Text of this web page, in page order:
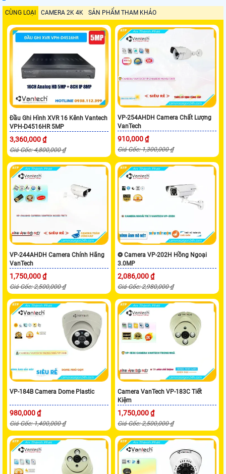
CÙNG LOẠI CAMERA 2K 4K SẢN PHẨM THAM KHẢO
Đầu Ghi Hình XVR 16 Kênh Vantech
VPH-D4516HR 5MP
3,360,000 ₫
Giá Gốc: 4,800,000 ₫
VP-254AHDH Camera Chất Lượng
VanTech
910,000 ₫
Giá Gốc: 1,300,000 ₫
VP-244AHDH Camera Chính Hãng
VanTech
1,750,000 ₫
Giá Gốc: 2,500,000 ₫
❂ Camera VP-202H Hồng Ngoại
3.0MP
2,086,000 ₫
Giá Gốc: 2,980,000 ₫
VP-184B Camera Dome Plastic
980,000 ₫
Giá Gốc: 1,400,000 ₫
Camera VanTech VP-183C Tiết
Kiệm
1,750,000 ₫
Giá Gốc: 2,500,000 ₫